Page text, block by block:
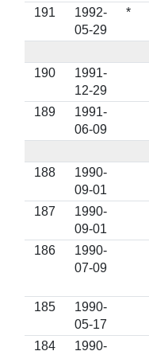
191
1992-
05-29
*
190
1991-
12-29
189
1991-
06-09
188
1990-
09-01
187
1990-
09-01
186
1990-
07-09
185
1990-
05-17
184
1990-